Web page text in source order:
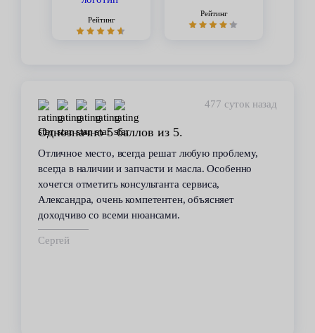
Рейтинг
Рейтинг
448 суток назад
Стабильное качество
В течение 6 лет пользуюсь услугами данного
сервиса. Высокий профессионализм персонала
всегда помогал решить возникающие с
автомобилем проблемы. Все работы по
техобслуживанию проводились качественно и в
срок.